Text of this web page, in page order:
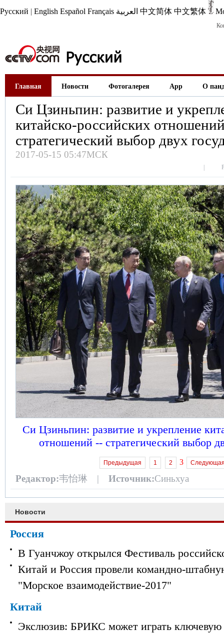
Русский | English Español Français العربية 中文简体 中文繁体
Главная Новости Фотогалерея App О
Си Цзиньпин: развитие и
китайско-российских
стратегический выбор двух
2017-05-15 05:47МСК
Си Цзиньпин: развитие и укрепление
отношений -- стратегический выбор
Предыдущая 1 2 3
Редактор:韦怡琳 | Источник:Синьхуа
Новости
Россия
В Гуанчжоу открылся Фестиваль
Китай и Россия провели командно-
"Морское взаимодействие-2017"
Китай
Экслюзив: БРИКС может играть ключевую